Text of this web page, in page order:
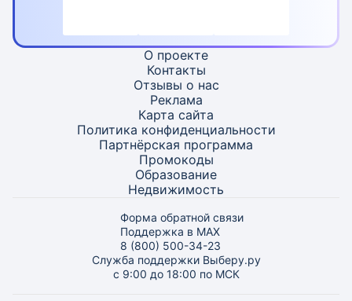
О проекте
Контакты
Отзывы о нас
Реклама
Карта сайта
Политика конфиденциальности
Партнёрская программа
Промокоды
Образование
Недвижимость
Форма обратной связи
Поддержка в MAX
8 (800) 500-34-23
Служба поддержки Выберу.ру
с 9:00 до 18:00 по МСК